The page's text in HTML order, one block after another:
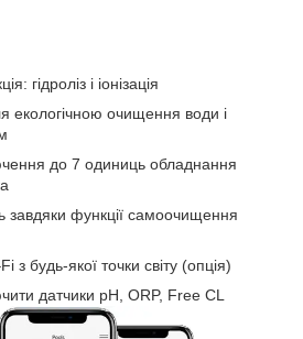
гідроліз і іонізація
екологічною очищення води і
до 7 одиниць обладнання
завдяки функції самоочищення
з будь-якої точки світу (опція)
датчики pH, ORP, Free CL